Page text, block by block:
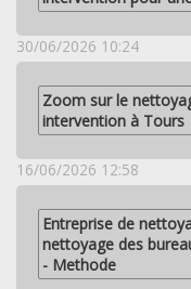
30/06/2026 10:24
Zoom sur le
intervention à Tours
16/06/2026 12:58
Entreprise de
nettoyage des
- Methode